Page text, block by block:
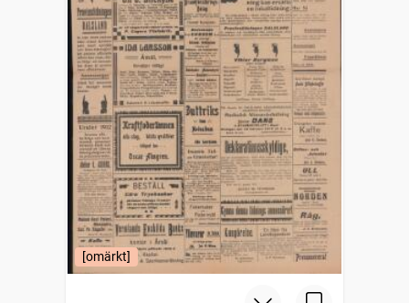
[omärkt]